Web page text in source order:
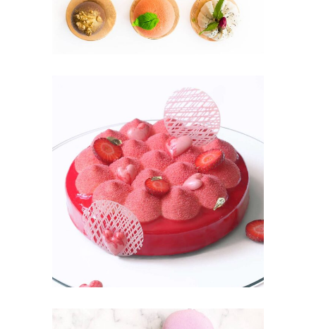
STRAWBERRY
Fruit